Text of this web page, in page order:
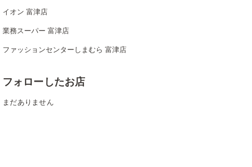
イオン 富津店
業務スーパー 富津店
ファッションセンターしまむら 富津店
フォローしたお店
まだありません